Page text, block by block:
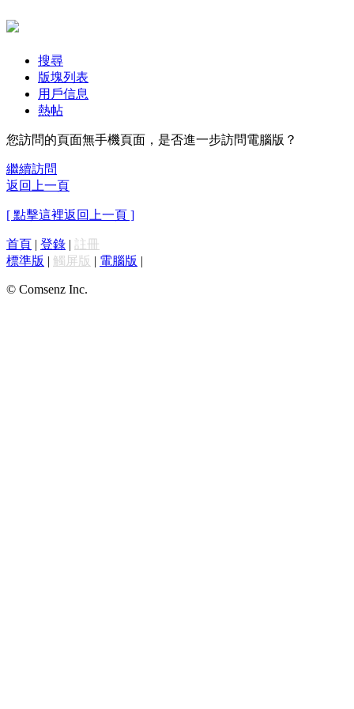
搜尋
版塊列表
用戶信息
熱帖
您訪問的頁面無手機頁面，是否進一步訪問電腦版？
繼續訪問
返回上一頁
[ 點擊這裡返回上一頁 ]
首頁 | 登錄 | 註冊
標準版 | 觸屏版 | 電腦版 |
© Comsenz Inc.